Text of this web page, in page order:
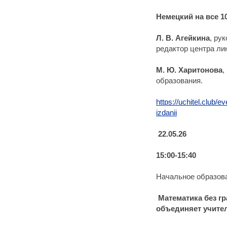
Немецкий на все
Л. В. Агейкина,
редактор центра
М. Ю. Харитонова,
образования.
https://uchitel.club/
izdanii
22.05.26
15:00-15:40
Начальное
Математика без
объединяет